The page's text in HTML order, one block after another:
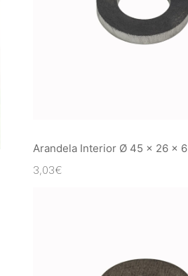
Arandela Interior Ø 45 x 26 x 6
3,03€